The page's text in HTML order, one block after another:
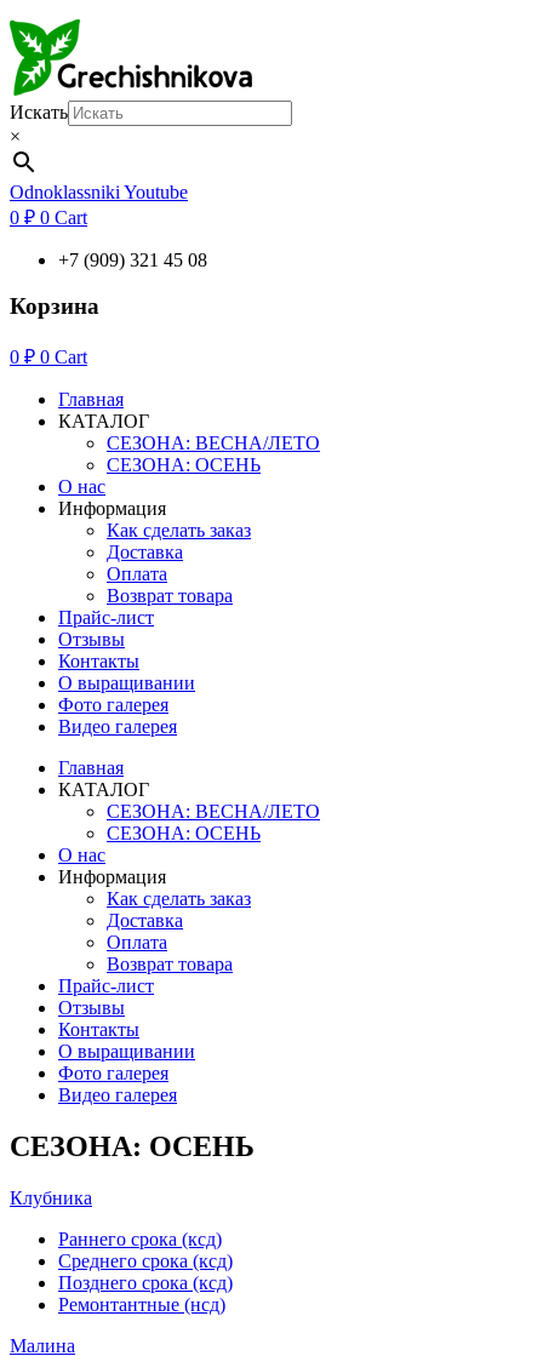
Искать
×
Odnoklassniki Youtube
0 ₽ 0 Cart
+7 (909) 321 45 08
Корзина
0 ₽ 0 Cart
Главная
КАТАЛОГ
СЕЗОНА: ВЕСНА/ЛЕТО
СЕЗОНА: ОСЕНЬ
О нас
Информация
Как сделать заказ
Доставка
Оплата
Возврат товара
Прайс-лист
Отзывы
Контакты
О выращивании
Фото галерея
Видео галерея
Главная
КАТАЛОГ
СЕЗОНА: ВЕСНА/ЛЕТО
СЕЗОНА: ОСЕНЬ
О нас
Информация
Как сделать заказ
Доставка
Оплата
Возврат товара
Прайс-лист
Отзывы
Контакты
О выращивании
Фото галерея
Видео галерея
СЕЗОНА: ОСЕНЬ
Клубника
Раннего срока (ксд)
Среднего срока (ксд)
Позднего срока (ксд)
Ремонтантные (нсд)
Малина